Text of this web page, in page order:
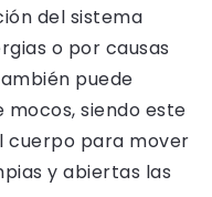
del sistema
o por causas
puede
siendo este
cuerpo para mover
y abiertas las